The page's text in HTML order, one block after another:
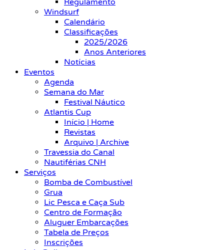
Regulamento
Windsurf
Calendário
Classificações
2025/2026
Anos Anteriores
Notícias
Eventos
Agenda
Semana do Mar
Festival Náutico
Atlantis Cup
Início | Home
Revistas
Arquivo | Archive
Travessia do Canal
Nautiférias CNH
Serviços
Bomba de Combustível
Grua
Lic Pesca e Caça Sub
Centro de Formação
Aluguer Embarcações
Tabela de Preços
Inscrições